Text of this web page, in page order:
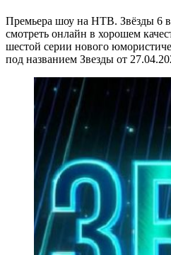
Премьера шоу на НТВ. Звёзды 6
смотреть онлайн в хорошем
шестой серии нового
под названием Звезды от